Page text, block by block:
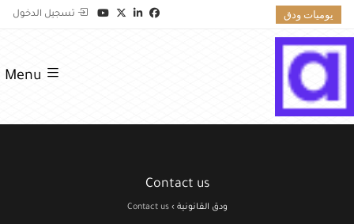
يوميات ودق تسجيل الدخول
Menu
Contact us
ودق القانونية ›
Contact us